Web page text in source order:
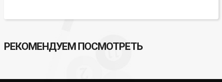
РЕКОМЕНДУЕМ ПОСМОТРЕТЬ